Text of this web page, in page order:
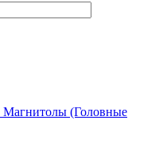
Магнитолы (Головные